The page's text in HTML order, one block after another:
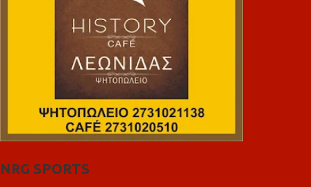
NRG SPORTS